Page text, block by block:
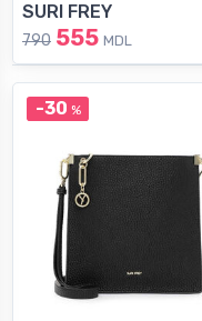
SURI FREY
790 555 MDL
-30 %